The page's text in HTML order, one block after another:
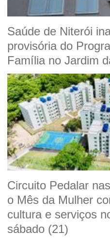
Saúde de Niterói
provisória do
Família no Jardim
Circuito Pedalar
o Mês da Mulher
cultura e serviços
sábado (21)